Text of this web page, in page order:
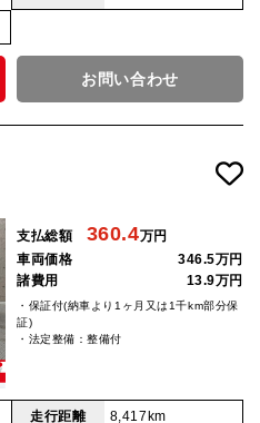
お問い合わせ
支払総額 360.4万円
車両価格
346.5万円
諸費用
13.9万円
・保証付(納車より1ヶ月又は1千km部分保
証)
・法定整備：整備付
走行距離 8,417km